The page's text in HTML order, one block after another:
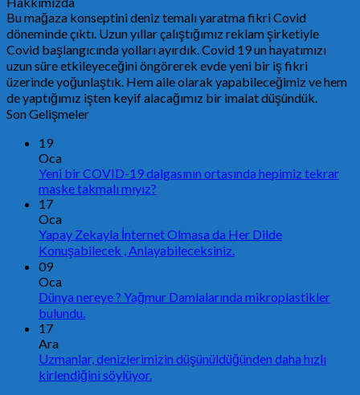
Bu mağaza konseptini deniz temalı yaratma fikri Covid
döneminde çıktı. Uzun yıllar çalıştığımız reklam şirketiyle
Covid başlangıcında yolları ayırdık. Covid 19 un hayatımızı
uzun süre etkileyeceğini öngörerek evde yeni bir iş fikri
üzerinde yoğunlaştık. Hem aile olarak yapabileceğimiz ve hem
de yaptığımız işten keyif alacağımız bir imalat düşündük.
Son Gelişmeler
19
Oca
Yeni bir COVID-19 dalgasının ortasında hepimiz tekrar
maske takmalı mıyız?
17
Oca
Yapay Zekayla İnternet Olmasa da Her Dilde
Konuşabilecek , Anlayabileceksiniz.
09
Oca
Dünya nereye ? Yağmur Damlalarında mikroplastikler
bulundu.
17
Ara
Uzmanlar, denizlerimizin düşünüldüğünden daha hızlı
kirlendiğini söylüyor.